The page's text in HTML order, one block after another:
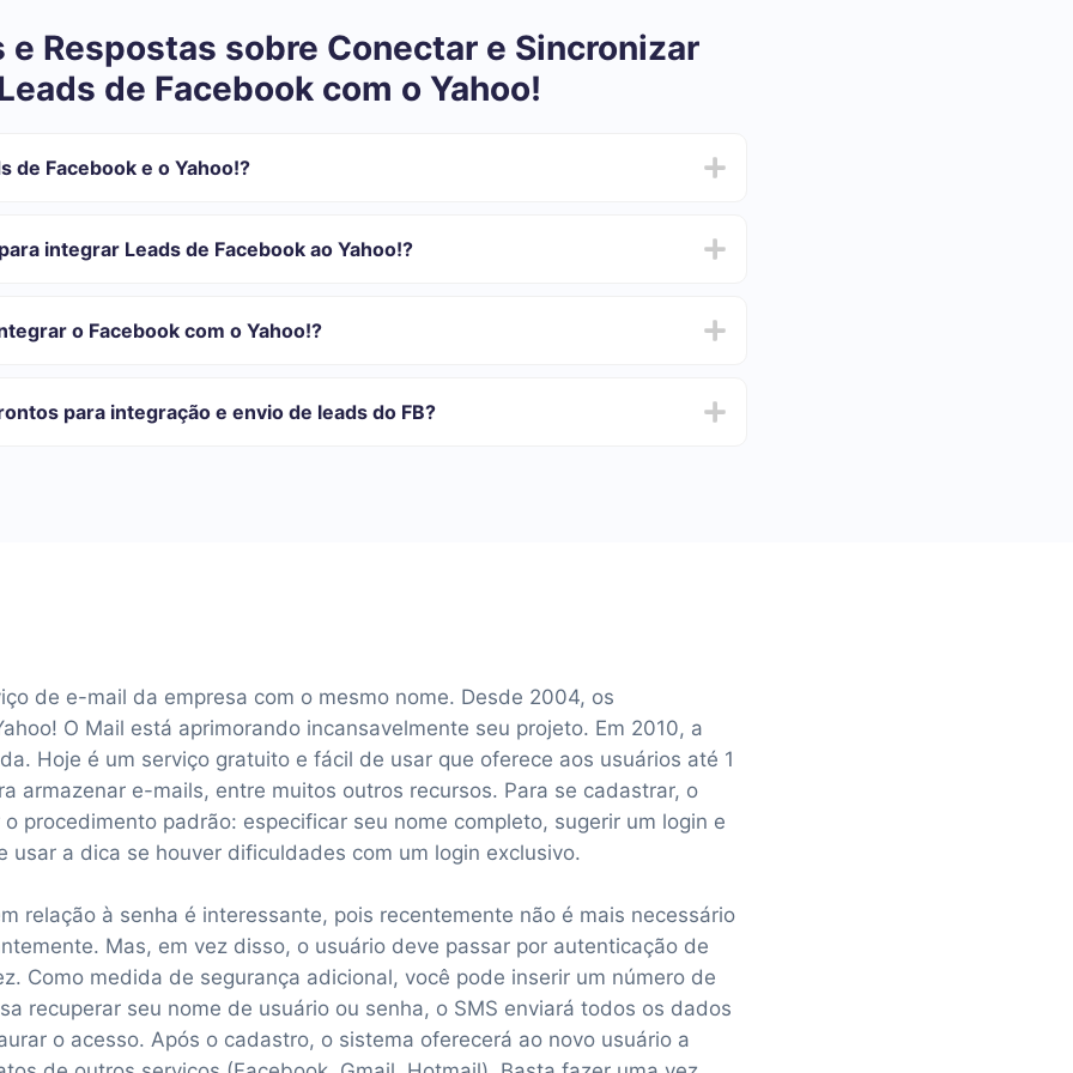
e Respostas sobre Conectar e Sincronizar
de Facebook com o Yahoo!
de Facebook e o Yahoo!?
do Facebook para o Yahoo!
integrar Leads de Facebook ao Yahoo!?
o Facebook com o Yahoo!?
para integração e envio de leads do FB?
de e-mail da empresa com o mesmo nome. Desde 2004, os
O Mail está aprimorando incansavelmente seu projeto. Em 2010, a
Hoje é um serviço gratuito e fácil de usar que oferece aos usuários até 1
armazenar e-mails, entre muitos outros recursos. Para se cadastrar, o
procedimento padrão: especificar seu nome completo, sugerir um login e
usar a dica se houver dificuldades com um login exclusivo.
relação à senha é interessante, pois recentemente não é mais necessário
Mas, em vez disso, o usuário deve passar por autenticação de
Como medida de segurança adicional, você pode inserir um número de
recuperar seu nome de usuário ou senha, o SMS enviará todos os dados
o acesso. Após o cadastro, o sistema oferecerá ao novo usuário a